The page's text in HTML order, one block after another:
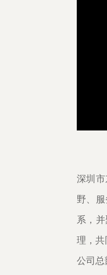
深圳
野、
系，
理，共
公司总